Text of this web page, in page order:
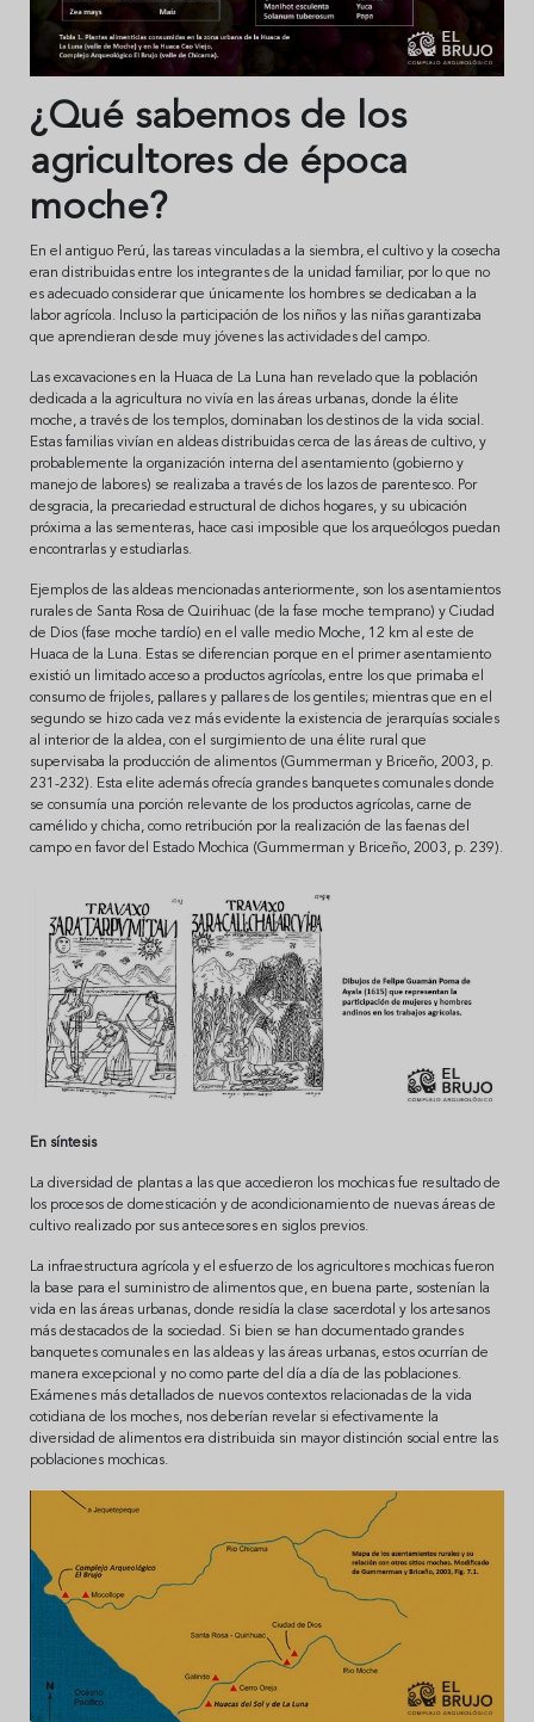
¿Qué sabemos de los
agricultores de época
moche?
En el antiguo Perú, las tareas vinculadas a la siembra, el cultivo y la cosecha
eran distribuidas entre los integrantes de la unidad familiar, por lo que no
es adecuado considerar que únicamente los hombres se dedicaban a la
labor agrícola. Incluso la participación de los niños y las niñas garantizaba
que aprendieran desde muy jóvenes las actividades del campo.
Las excavaciones en la Huaca de La Luna han revelado que la población
dedicada a la agricultura no vivía en las áreas urbanas, donde la élite
moche, a través de los templos, dominaban los destinos de la vida social.
Estas familias vivían en aldeas distribuidas cerca de las áreas de cultivo, y
probablemente la organización interna del asentamiento (gobierno y
manejo de labores) se realizaba a través de los lazos de parentesco. Por
desgracia, la precariedad estructural de dichos hogares, y su ubicación
próxima a las sementeras, hace casi imposible que los arqueólogos puedan
encontrarlas y estudiarlas.
Ejemplos de las aldeas mencionadas anteriormente, son los asentamientos
rurales de Santa Rosa de Quirihuac (de la fase moche temprano) y Ciudad
de Dios (fase moche tardío) en el valle medio Moche, 12 km al este de
Huaca de la Luna. Estas se diferencian porque en el primer asentamiento
existió un limitado acceso a productos agrícolas, entre los que primaba el
consumo de frijoles, pallares y pallares de los gentiles; mientras que en el
segundo se hizo cada vez más evidente la existencia de jerarquías sociales
al interior de la aldea, con el surgimiento de una élite rural que
supervisaba la producción de alimentos (Gummerman y Briceño, 2003, p.
231-232). Esta elite además ofrecía grandes banquetes comunales donde
se consumía una porción relevante de los productos agrícolas, carne de
camélido y chicha, como retribución por la realización de las faenas del
campo en favor del Estado Mochica (Gummerman y Briceño, 2003, p. 239).
En síntesis
La diversidad de plantas a las que accedieron los mochicas fue resultado de
los procesos de domesticación y de acondicionamiento de nuevas áreas de
cultivo realizado por sus antecesores en siglos previos.
La infraestructura agrícola y el esfuerzo de los agricultores mochicas fueron
la base para el suministro de alimentos que, en buena parte, sostenían la
vida en las áreas urbanas, donde residía la clase sacerdotal y los artesanos
más destacados de la sociedad. Si bien se han documentado grandes
banquetes comunales en las aldeas y las áreas urbanas, estos ocurrían de
manera excepcional y no como parte del día a día de las poblaciones.
Exámenes más detallados de nuevos contextos relacionadas de la vida
cotidiana de los moches, nos deberían revelar si efectivamente la
diversidad de alimentos era distribuida sin mayor distinción social entre las
poblaciones mochicas.